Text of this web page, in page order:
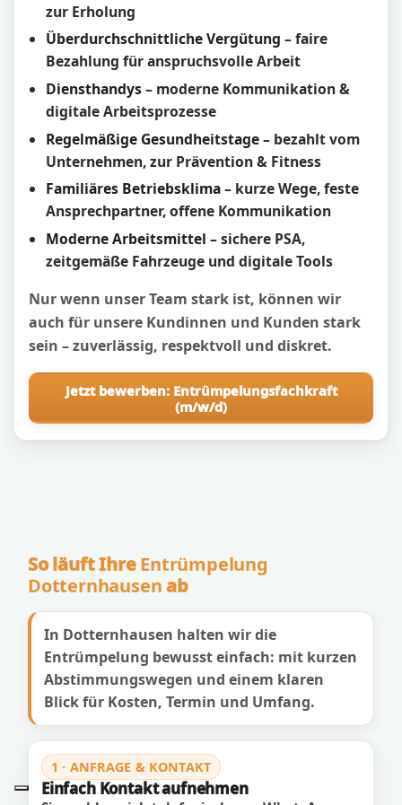
zur Erholung
Überdurchschnittliche Vergütung – faire
Bezahlung für anspruchsvolle Arbeit
Diensthandys– moderne Kommunikation &
digitale Arbeitsprozesse
Regelmäßige Gesundheitstage– bezahlt vom
Unternehmen, zur Prävention & Fitness
Familiäres Betriebsklima– kurze Wege, feste
Ansprechpartner, offene Kommunikation
Moderne Arbeitsmittel – sichere PSA,
zeitgemäße Fahrzeuge und digitale Tools
Nur wenn unser Team stark ist, können wir
auch für unsere Kundinnen und Kunden stark
sein – zuverlässig, respektvoll und diskret.
Jetzt bewerben: Entrümpelungsfachkraft
(m/w/d)
So läuft IhreEntrümpelung
Dotternhausenab
In Dotternhausen halten wir die
Entrümpelung bewusst einfach: mit kurzen
Abstimmungswegen und einem klaren
Blick für Kosten, Termin und Umfang.
1 · ANFRAGE & KONTAKT
Einfach Kontakt aufnehmen